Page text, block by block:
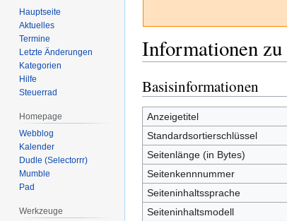
Informationen
Zur
Navigation
springen
Zur
Suche
springen
Basisinformationen
Anzeigetitel
Standardsortierschlüssel
Seitenlänge (in Bytes)
Seitenkennnummer
Seiteninhaltssprache
Seiteninhaltsmodell
Hauptseite
Aktuelles
Termine
Letzte Änderungen
Kategorien
Hilfe
Steuerrad
Homepage
Webblog
Kalender
Dudle (Selectorrr)
Mumble
Pad
Werkzeuge